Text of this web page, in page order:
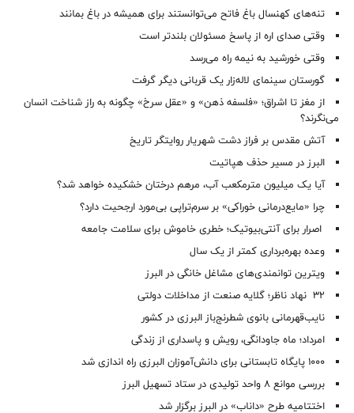
تنه‌های کهنسال باغ فاتح می‌توانستند برای همیشه در باغ بمانند
وقتی صدای اره از پاسخ مسئولان بلندتر است
وقتی خورشید به نیمه راه می‌رسد
گورستان سینمای لاله‌زار یک قربانی دیگر گرفت
از مغز تا اشراق؛ «فلسفه ذهن» و «عقل سرخ» چگونه به راز شناخت انسان
می‌نگرند؟
آتش مقدس بر فراز دشت شهریار روایتگر تاریخ
البرز در مسیر حذف هپاتیت
آیا یک میلیون مترمکعب آب، مرهم درختان خشکیده خواهد شد؟
چرا «مایع‌درمانی خوراکی» بر سرم‌تراپی بی‌مورد ارجحیت دارد؟
اصرار برای آنتی‌بیوتیک؛ خطری خاموش برای سلامت جامعه
وعده بهره‌برداری کمتر از یک سال
ویترین توانمندی‌های مشاغل خانگی در البرز
۳۲ نهاد ناظر؛ گلایه صنعت از مداخلات دولتی
نایب‌قهرمانی بانوی شطرنج‌باز البرزی در کشور
امرداد؛ ماه جاودانگی، رویش و پاسداری از زندگی
۱۰۰۰ پایگاه تابستانی برای دانش‌آموزان البرزی راه اندازی شد
بررسی موانع ۸ واحد تولیدی در ستاد تسهیل البرز
اختتامیه طرح «داناب» در البرز برگزار شد